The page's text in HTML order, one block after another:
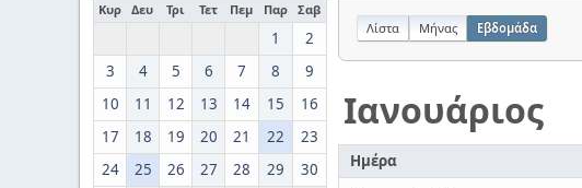
Κυρ Δευ Τρι Τετ Πεμ Παρ Σαβ
1
2
3
4 5 6 7 8
9
10
11 12 13 14 15
16
17
18 19 20 21 22
23
24
25 26 27 28 29
30
Λίστα Μήνας Εβδομάδα
Ιανουάριος
Ημέρα